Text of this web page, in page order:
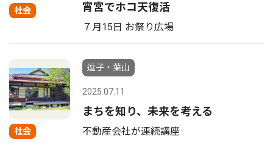
社会 宵宮でホコ天復活
７月15日 お祭り広場
社会
逗子・葉山
2025.07.11
まちを知り、未来を考える
不動産会社が連続講座